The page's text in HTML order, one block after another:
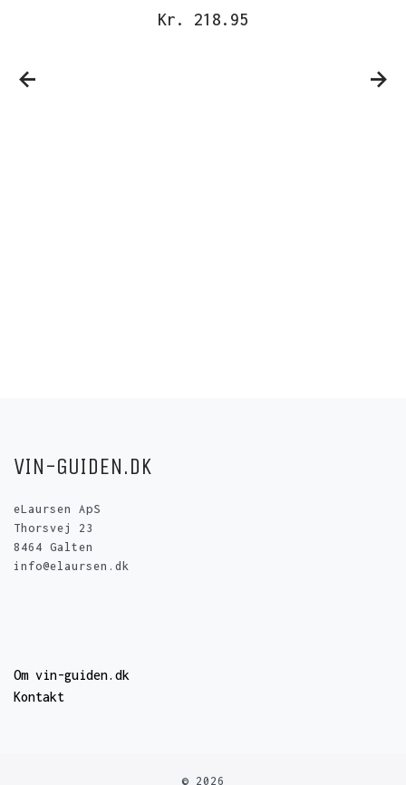
Kr. 218.95
VIN-GUIDEN.DK
eLaursen ApS
Thorsvej 23
8464 Galten
info@elaursen.dk
Om vin-guiden.dk
Kontakt
© 2026